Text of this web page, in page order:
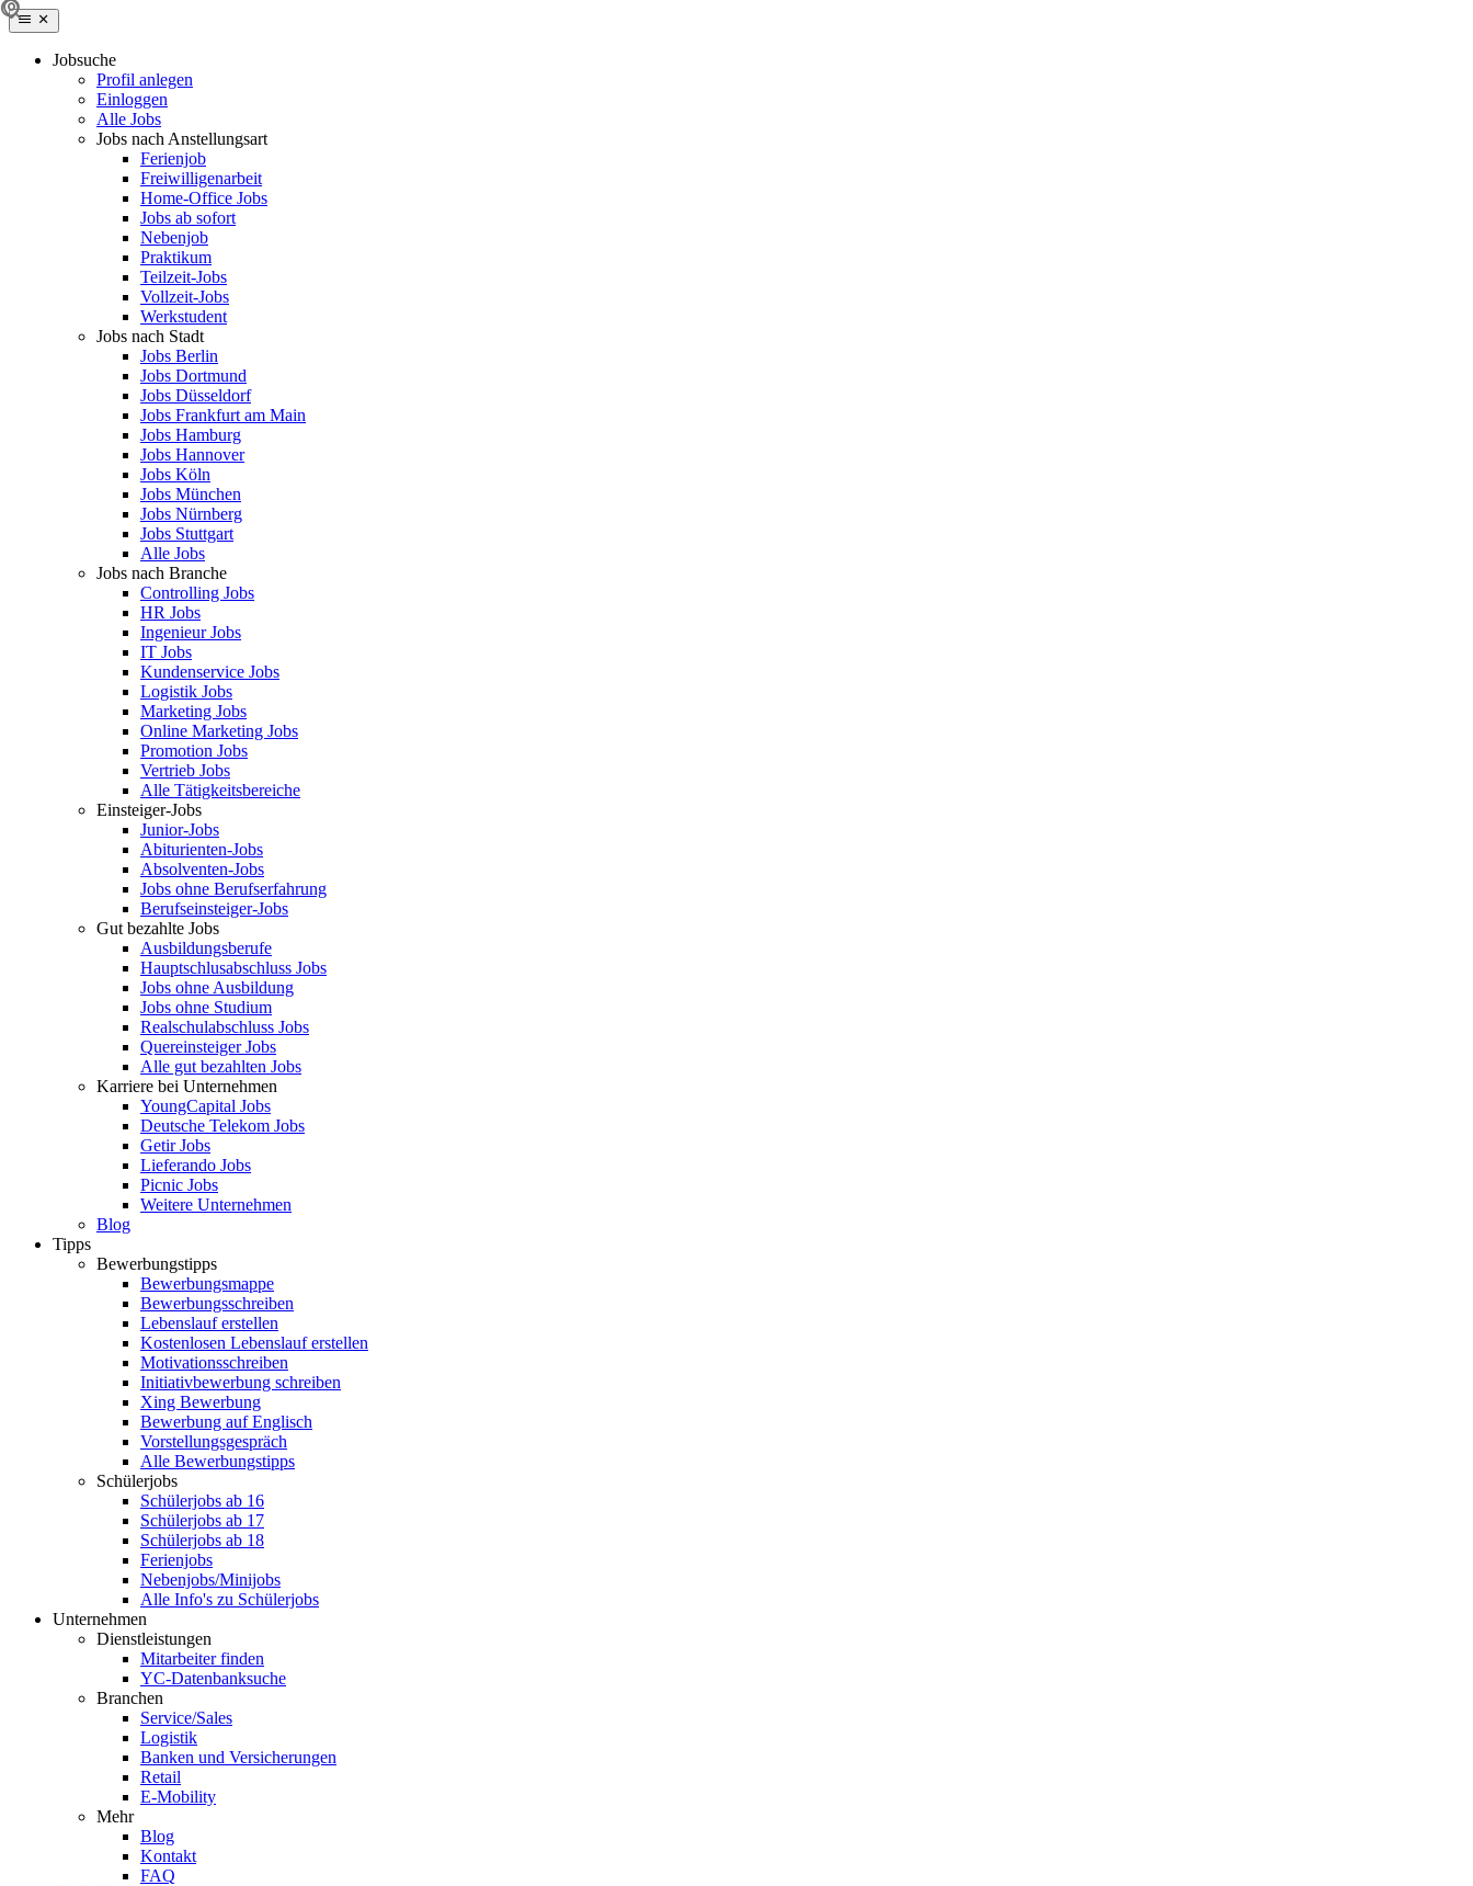
Jobsuche
Profil anlegen
Einloggen
Alle Jobs
Jobs nach Anstellungsart
Ferienjob
Freiwilligenarbeit
Home-Office Jobs
Jobs ab sofort
Nebenjob
Praktikum
Teilzeit-Jobs
Vollzeit-Jobs
Werkstudent
Jobs nach Stadt
Jobs Berlin
Jobs Dortmund
Jobs Düsseldorf
Jobs Frankfurt am Main
Jobs Hamburg
Jobs Hannover
Jobs Köln
Jobs München
Jobs Nürnberg
Jobs Stuttgart
Alle Jobs
Jobs nach Branche
Controlling Jobs
HR Jobs
Ingenieur Jobs
IT Jobs
Kundenservice Jobs
Logistik Jobs
Marketing Jobs
Online Marketing Jobs
Promotion Jobs
Vertrieb Jobs
Alle Tätigkeitsbereiche
Einsteiger-Jobs
Junior-Jobs
Abiturienten-Jobs
Absolventen-Jobs
Jobs ohne Berufserfahrung
Berufseinsteiger-Jobs
Gut bezahlte Jobs
Ausbildungsberufe
Hauptschlusabschluss Jobs
Jobs ohne Ausbildung
Jobs ohne Studium
Realschulabschluss Jobs
Quereinsteiger Jobs
Alle gut bezahlten Jobs
Karriere bei Unternehmen
YoungCapital Jobs
Deutsche Telekom Jobs
Getir Jobs
Lieferando Jobs
Picnic Jobs
Weitere Unternehmen
Blog
Tipps
Bewerbungstipps
Bewerbungsmappe
Bewerbungsschreiben
Lebenslauf erstellen
Kostenlosen Lebenslauf erstellen
Motivationsschreiben
Initiativbewerbung schreiben
Xing Bewerbung
Bewerbung auf Englisch
Vorstellungsgespräch
Alle Bewerbungstipps
Schülerjobs
Schülerjobs ab 16
Schülerjobs ab 17
Schülerjobs ab 18
Ferienjobs
Nebenjobs/Minijobs
Alle Info's zu Schülerjobs
Unternehmen
Dienstleistungen
Mitarbeiter finden
YC-Datenbanksuche
Branchen
Service/Sales
Logistik
Banken und Versicherungen
Retail
E-Mobility
Mehr
Blog
Kontakt
FAQ